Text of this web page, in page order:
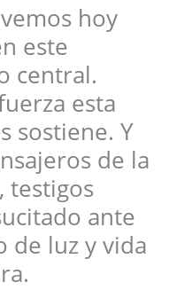
hoy
este
central.
esta
sostiene. Y
de la
testigos
ante
de luz y vida